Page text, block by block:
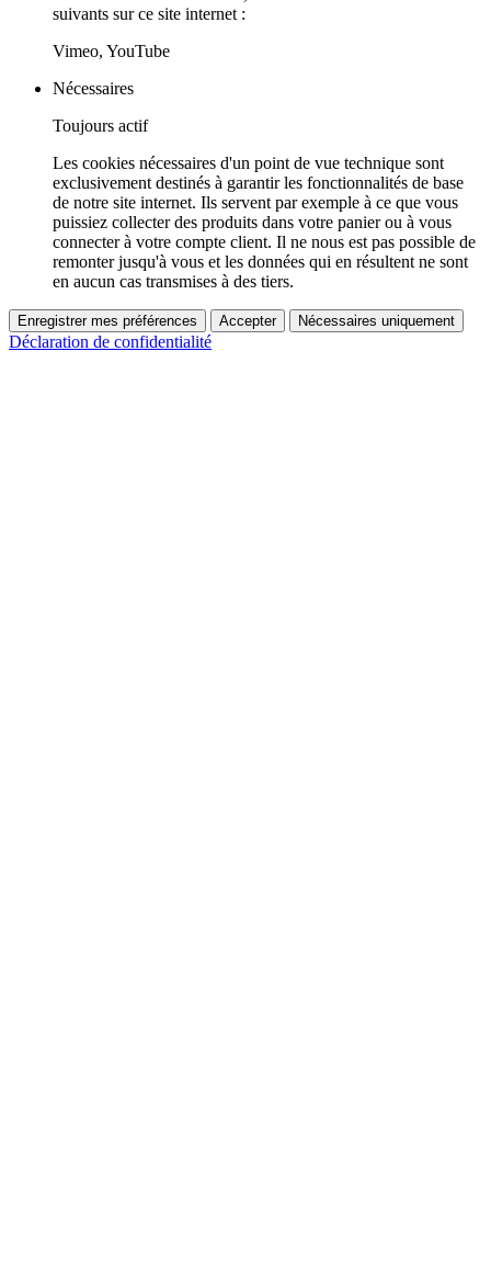
suivants sur ce site internet :
Vimeo, YouTube
Nécessaires
Toujours actif
Les cookies nécessaires d'un point de vue technique sont
exclusivement destinés à garantir les fonctionnalités de base
de notre site internet. Ils servent par exemple à ce que vous
puissiez collecter des produits dans votre panier ou à vous
connecter à votre compte client. Il ne nous est pas possible de
remonter jusqu'à vous et les données qui en résultent ne sont
en aucun cas transmises à des tiers.
Enregistrer mes préférences Accepter Nécessaires uniquement
Déclaration de confidentialité